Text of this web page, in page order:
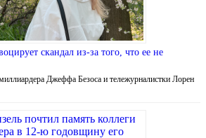
скандал из-за того, что ее не
Джеффа Безоса и тележурналистки Лорен